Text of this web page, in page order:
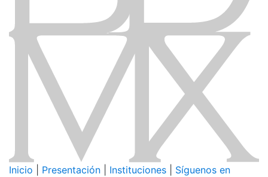
Inicio Presentación Instituciones
Síguenos en